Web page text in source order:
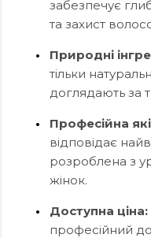
забезпечує
та захист
Природні
тільки
доглядають за
Професійна
відповідає
розроблена з
жінок.
Доступна ціна:
професійний